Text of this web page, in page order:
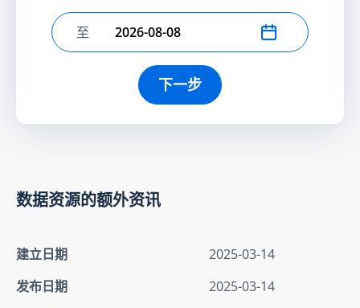
选择结束日期
至
下一步
数据资源的额外资讯
建立日期
2025-03-14
发布日期
2025-03-14